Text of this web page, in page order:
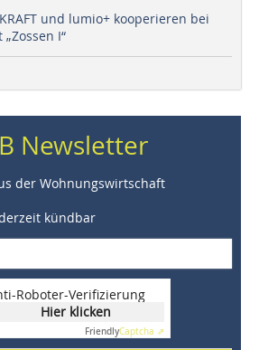
und lumio+ kooperieren bei
I“
Newsletter
der Wohnungswirtschaft
kündbar
Roboter-Verifizierung
Hier klicken
FriendlyCaptcha ⇗